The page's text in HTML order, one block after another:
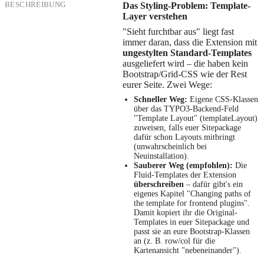
BESCHREIBUNG
Das Styling-Problem: Template-
Layer verstehen
"Sieht furchtbar aus" liegt fast
immer daran, dass die Extension mit
ungestylten Standard-Templates
ausgeliefert wird – die haben kein
Bootstrap/Grid-CSS wie der Rest
eurer Seite. Zwei Wege:
Schneller Weg: Eigene CSS-Klassen
über das TYPO3-Backend-Feld
"Template Layout" (templateLayout)
zuweisen, falls euer Sitepackage
dafür schon Layouts mitbringt
(unwahrscheinlich bei
Neuinstallation).
Sauberer Weg (empfohlen): Die
Fluid-Templates der Extension
überschreiben – dafür gibt's ein
eigenes Kapitel "Changing paths of
the template for frontend plugins".
Damit kopiert ihr die Original-
Templates in euer Sitepackage und
passt sie an eure Bootstrap-Klassen
an (z. B. row/col für die
Kartenansicht "nebeneinander").